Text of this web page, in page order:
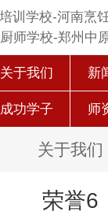
关于我们 新
成功学子 师
关于我们
荣誉6